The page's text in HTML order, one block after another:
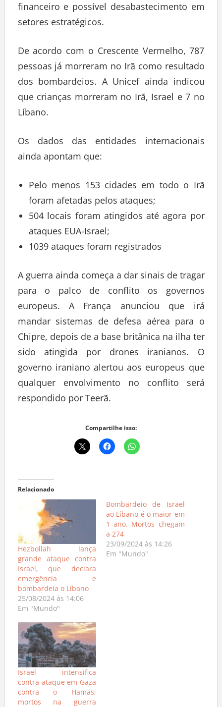
financeiro e possível desabastecimento em
setores estratégicos.
De acordo com o Crescente Vermelho, 787
pessoas já morreram no Irã como resultado
dos bombardeios. A Unicef ainda indicou
que crianças morreram no Irã, Israel e 7 no
Líbano.
Os dados das entidades internacionais
ainda apontam que:
Pelo menos 153 cidades em todo o Irã
foram afetadas pelos ataques;
504 locais foram atingidos até agora por
ataques EUA-Israel;
1039 ataques foram registrados
A guerra ainda começa a dar sinais de tragar
para o palco de conflito os governos
europeus. A França anunciou que irá
mandar sistemas de defesa aérea para o
Chipre, depois de a base britânica na ilha ter
sido atingida por drones iranianos. O
governo iraniano alertou aos europeus que
qualquer envolvimento no conflito será
respondido por Teerã.
Compartilhe isso:
Relacionado
Hezbollah lança
grande ataque contra
Israel, que declara
emergência e
bombardeia o Líbano
25/08/2024 às 14:06
Em "Mundo"
Bombardeio de Israel
ao Líbano é o maior em
1 ano. Mortos chegam
a 274
23/09/2024 às 14:26
Em "Mundo"
Israel intensifica
contra-ataque em Gaza
contra o Hamas;
mortos na guerra